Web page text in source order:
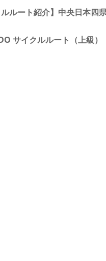
ルート紹介】中央日本四
サイクルルート（上級）